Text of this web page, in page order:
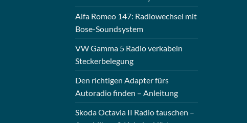
Alfa Romeo 147: Radiowechsel mit
Bose-Soundsystem
VW Gamma 5 Radio verkabeln
Steckerbelegung
Den richtigen Adapter fürs
Autoradio finden – Anleitung
Skoda Octavia II Radio tauschen –